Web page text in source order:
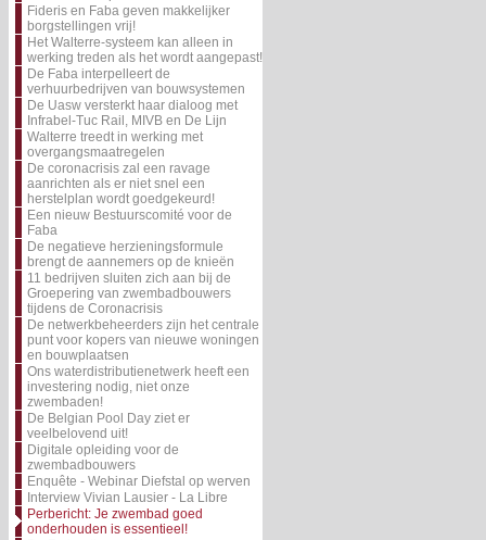
Fideris en Faba geven makkelijker
borgstellingen vrij!
Het Walterre-systeem kan alleen in
werking treden als het wordt aangepast!
De Faba interpelleert de
verhuurbedrijven van bouwsystemen
De Uasw versterkt haar dialoog met
Infrabel-Tuc Rail, MIVB en De Lijn
Walterre treedt in werking met
overgangsmaatregelen
De coronacrisis zal een ravage
aanrichten als er niet snel een
herstelplan wordt goedgekeurd!
Een nieuw Bestuurscomité voor de
Faba
De negatieve herzieningsformule
brengt de aannemers op de knieën
11 bedrijven sluiten zich aan bij de
Groepering van zwembadbouwers
tijdens de Coronacrisis
De netwerkbeheerders zijn het centrale
punt voor kopers van nieuwe woningen
en bouwplaatsen
Ons waterdistributienetwerk heeft een
investering nodig, niet onze
zwembaden!
De Belgian Pool Day ziet er
veelbelovend uit!
Digitale opleiding voor de
zwembadbouwers
Enquête - Webinar Diefstal op werven
Interview Vivian Lausier - La Libre
Perbericht: Je zwembad goed
onderhouden is essentieel!